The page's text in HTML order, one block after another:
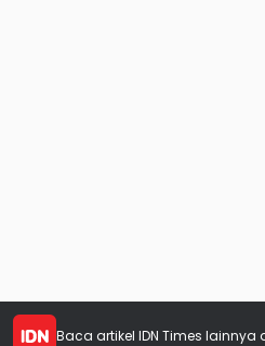
Baca artikel IDN Times lainnya